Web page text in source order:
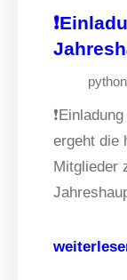
ergeht die
Mitglieder